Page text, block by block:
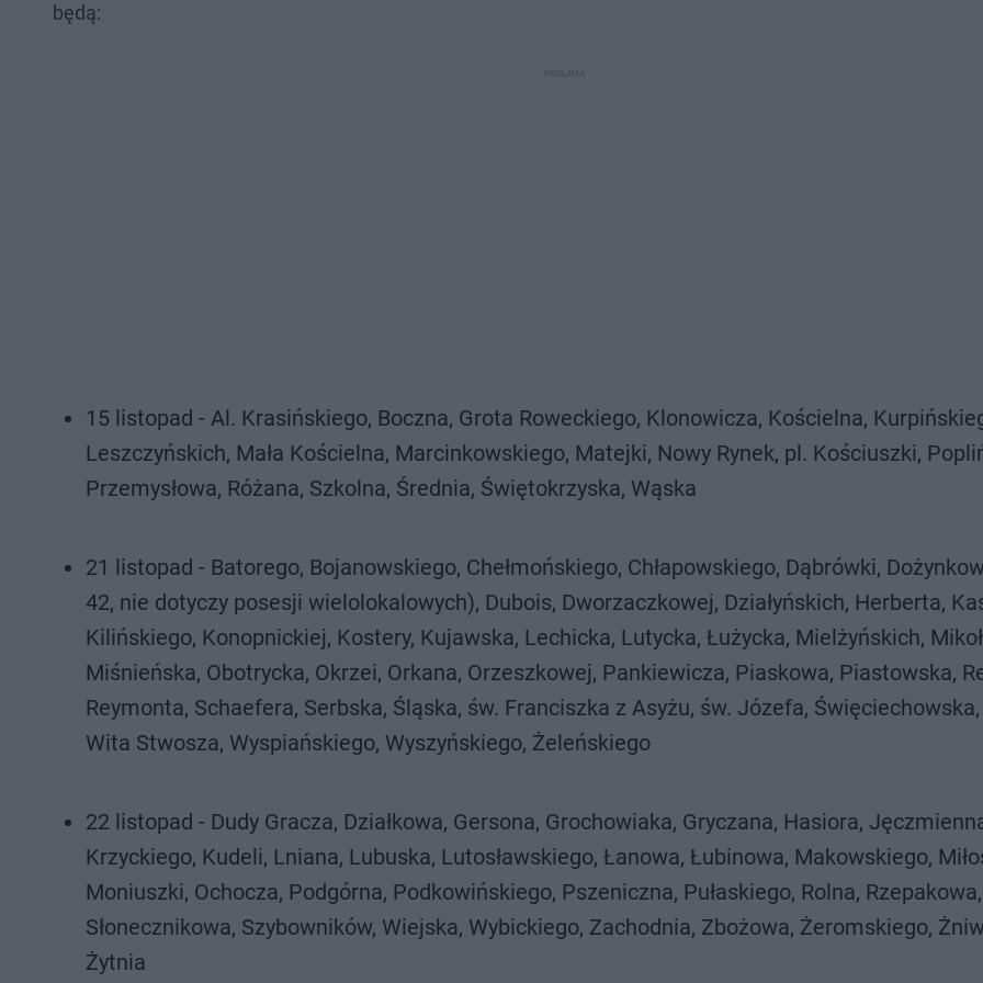
będą:
15 listopad - Al. Krasińskiego, Boczna, Grota Roweckiego, Klonowicza, Kościelna,
Leszczyńskich, Mała Kościelna, Marcinkowskiego, Matejki, Nowy Rynek, pl. Kościuszki,
Przemysłowa, Różana, Szkolna, Średnia, Świętokrzyska, Wąska
21 listopad - Batorego, Bojanowskiego, Chełmońskiego, Chłapowskiego, Dąbrówki,
42, nie dotyczy posesji wielolokalowych), Dubois, Dworzaczkowej, Działyńskich, Herberta,
Kilińskiego, Konopnickiej, Kostery, Kujawska, Lechicka, Lutycka, Łużycka, Mielżyńskich,
Miśnieńska, Obotrycka, Okrzei, Orkana, Orzeszkowej, Pankiewicza, Piaskowa, Piastowska,
Reymonta, Schaefera, Serbska, Śląska, św. Franciszka z Asyżu, św. Józefa,
Wita Stwosza, Wyspiańskiego, Wyszyńskiego, Żeleńskiego
22 listopad - Dudy Gracza, Działkowa, Gersona, Grochowiaka, Gryczana, Hasiora,
Krzyckiego, Kudeli, Lniana, Lubuska, Lutosławskiego, Łanowa, Łubinowa, Makowskiego,
Moniuszki, Ochocza, Podgórna, Podkowińskiego, Pszeniczna, Pułaskiego, Rolna,
Słonecznikowa, Szybowników, Wiejska, Wybickiego, Zachodnia, Zbożowa, Żeromskiego,
Żytnia